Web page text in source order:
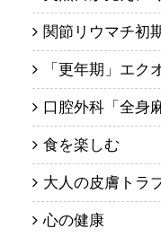
関節リウマチ初
「更年期」エク
口腔外科「全身
食を楽しむ
大人の皮膚トラ
心の健康